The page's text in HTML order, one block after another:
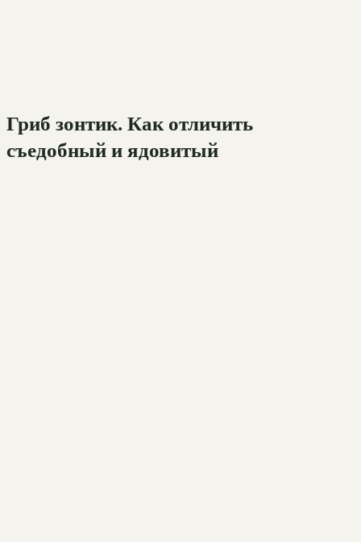
Гриб зонтик. Как отличить
съедобный и ядовитый